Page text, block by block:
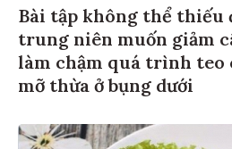
Bài tập không thể thiếu
trung niên muốn giảm
làm chậm quá trình teo
mỡ thừa ở bụng dưới